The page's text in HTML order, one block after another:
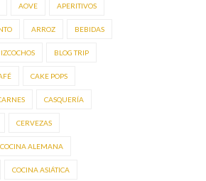
AOVE APERITIVOS
ARROZ BEBIDAS
BLOG TRIP
CAKE POPS
CASQUERÍA
CERVEZAS
COCINA ALEMANA
COCINA ASIÁTICA